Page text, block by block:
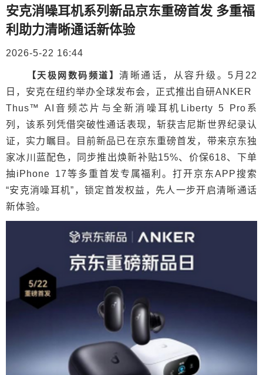
安克消噪耳机系列新品京东重磅首发 多重福
利助力清晰通话新体验
2026-5-22 16:44
【天极网数码频道】 清晰通话，从容升级。5月22
日，安克在纽约举办全球发布会，正式推出自研ANKER
Thus™ AI音频芯片与全新消噪耳机Liberty 5 Pro系
列，该系列凭借突破性通话表现，斩获吉尼斯世界纪录认
证，实力瞩目。目前新品已在京东重磅首发，带来京东独
家冰川蓝配色，同步推出焕新补贴15%、价保618、下单
抽iPhone 17等多重首发专属福利。打开京东APP搜索
“安克消噪耳机”，锁定首发权益，先人一步开启清晰通话
新体验。